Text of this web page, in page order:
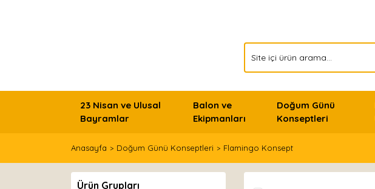
23 Nisan ve Ulusal
Bayramlar
Balon ve
Ekipmanları
Doğum Günü
Konseptleri
Anasayfa Doğum Günü Konseptleri Flamingo Konsept
Ürün Grupları